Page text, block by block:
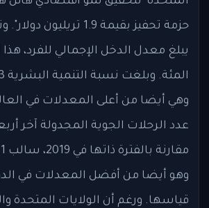
حزمة تحفيز بقيمة 1.9
وهي أيضا من أعلى المعدلات في
عدد الرحلات الجوية المجدولة آخر
وهو أيضا من أفضل المعدلات في
قياسها. ورغم أن الولايات المتحدة